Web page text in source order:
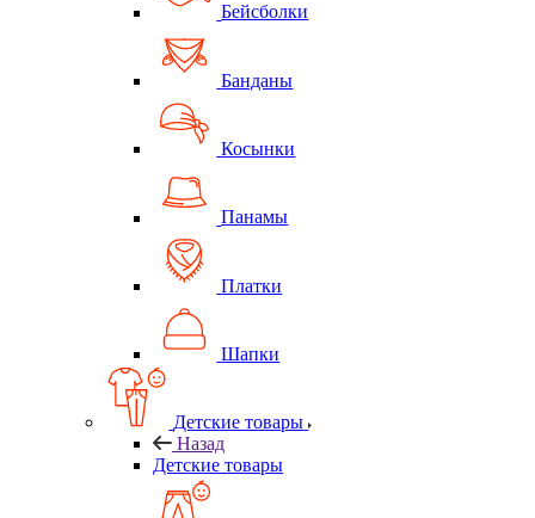
Бейсболки
Банданы
Косынки
Панамы
Платки
Шапки
Детские товары
Назад
Детские товары